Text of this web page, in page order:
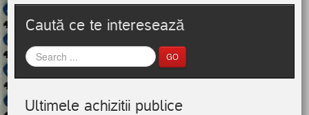
Caută ce te interesează
GO
Ultimele achizitii publice